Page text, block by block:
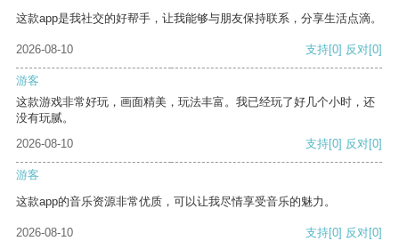
这款app是我社交的好帮手，让我能够与朋友保持联系，分享生活点滴。
2026-08-10 支持[0] 反对[0]
游客
这款游戏非常好玩，画面精美，玩法丰富。我已经玩了好几个小时，还
没有玩腻。
2026-08-10
支持[0] 反对[0]
游客
这款app的音乐资源非常优质，可以让我尽情享受音乐的魅力。
2026-08-10 支持[0] 反对[0]